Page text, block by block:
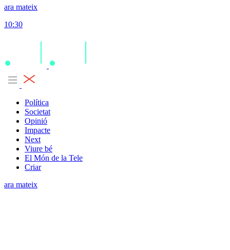
ara mateix
10:30
Política
Societat
Opinió
Impacte
Next
Viure bé
El Món de la Tele
Criar
ara mateix